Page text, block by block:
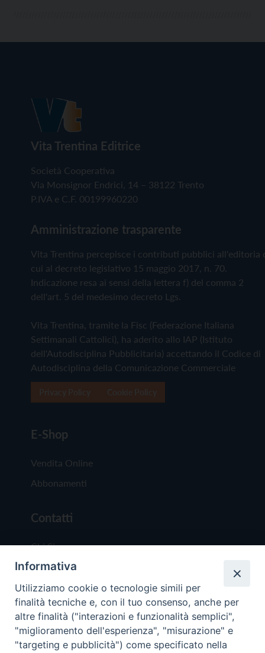
Vita Trentina Editrice
Società Cooperativa
Via Monsignor Endrici, 14 – 38122 Trento
P.IVA e C.F. 00199960220
Amministrazione trasparente
Vita Trentina percepisce i contributi pubblici all'editoria
cui al decreto legislativo 15 maggio 2017, n. 70.
Indicazione resa ai sensi della lettera f) del comma 2
dell'art. 5 del medesimo decreto Lgs.
Vita Trentina, tramite la Fisc (Federazione Italiana
Settimanali Cattolici), ha aderito allo IAP (Istituto
dell'Autodisciplina Pubblicitaria) accettando il Codice di
Autodisciplina della Comunicazione Commerciale
E-Shop
Vendita Online
Abbonamenti
Contatti
Chi Siamo
Redazione
Scrivici
Informativa
Utilizziamo cookie o tecnologie simili per
finalità tecniche e, con il tuo consenso, anche per
altre finalità ("interazioni e funzionalità semplici",
"miglioramento dell'esperienza", "misurazione" e
"targeting e pubblicità") come specificato nella